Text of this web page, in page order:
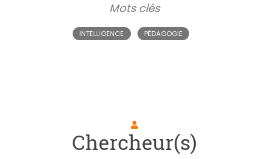
Mots clés
INTELLIGENCE PÉDAGOGIE
Chercheur(s)